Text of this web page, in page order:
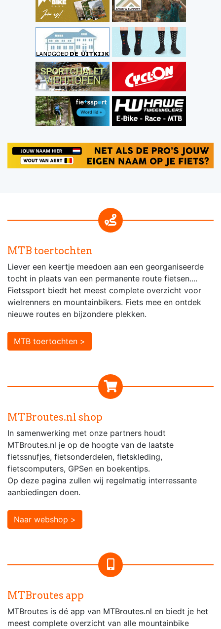
MTB toertochten
Liever een keertje meedoen aan een georganiseerde
tocht in plaats van een permanente route fietsen....
Fietssport biedt het meest complete overzicht voor
wielrenners en mountainbikers. Fiets mee en ontdek
nieuwe routes en bijzondere plekken.
MTB toertochten >
MTBroutes.nl shop
In samenwerking met onze partners houdt
MTBroutes.nl je op de hoogte van de laatste
fietssnufjes, fietsonderdelen, fietskleding,
fietscomputers, GPSen en boekentips.
Op deze pagina zullen wij regelmatig interressante
aanbiedingen doen.
Naar webshop >
MTBroutes app
MTBroutes is dé app van MTBroutes.nl en biedt je het
meest complete overzicht van alle mountainbike